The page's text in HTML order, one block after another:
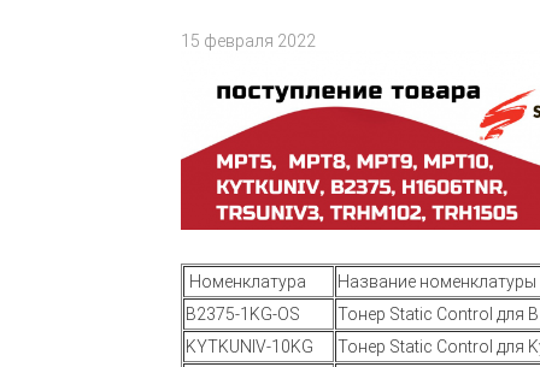
15 февраля 2022
Номенклатура
Название номенклатуры
B2375-1KG-OS
Тонер Static Control для
KYTKUNIV-10KG
Тонер Static Control для